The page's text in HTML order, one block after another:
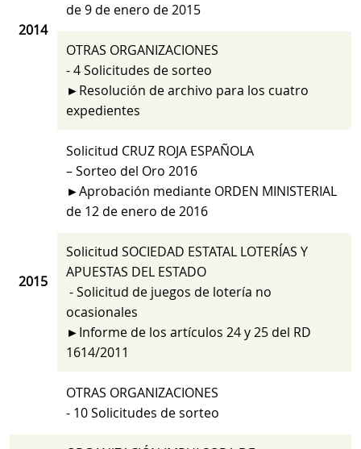
2014
de 9 de enero de 2015
OTRAS ORGANIZACIONES
- 4 Solicitudes de sorteo
►Resolución de archivo para los cuatro
expedientes
2015
Solicitud CRUZ ROJA ESPAÑOLA
– Sorteo del Oro 2016
►Aprobación mediante ORDEN MINISTERIAL
de 12 de enero de 2016
Solicitud SOCIEDAD ESTATAL LOTERÍAS Y
APUESTAS DEL ESTADO
- Solicitud de juegos de lotería no
ocasionales
►Informe de los artículos 24 y 25 del RD
1614/2011
OTRAS ORGANIZACIONES
- 10 Solicitudes de sorteo